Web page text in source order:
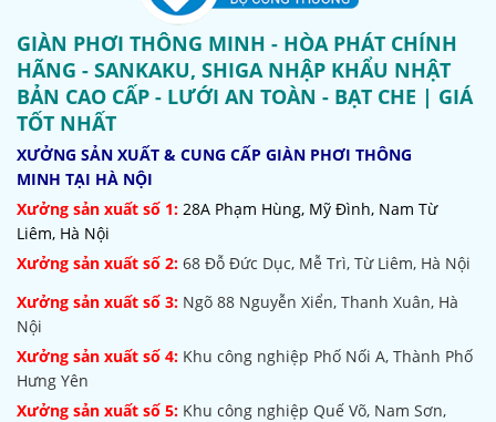
GIÀN PHƠI THÔNG MINH - HÒA PHÁT CHÍNH
HÃNG - SANKAKU, SHIGA NHẬP KHẨU NHẬT
BẢN CAO CẤP - LƯỚI AN TOÀN - BẠT CHE | GIÁ
TỐT NHẤT
XƯỞNG SẢN XUẤT & CUNG CẤP GIÀN PHƠI THÔNG
MINH TẠI HÀ NỘI
Xưởng sản xuất số 1: 28A Phạm Hùng, Mỹ Đình, Nam Từ
Liêm, Hà Nội
Xưởng sản xuất số 2: 68 Đỗ Đức Dục, Mễ Trì, Từ Liêm, Hà Nội
Xưởng sản xuất số 3: Ngõ 88 Nguyễn Xiển, Thanh Xuân, Hà
Nội
Xưởng sản xuất số 4: Khu công nghiệp Phố Nối A, Thành Phố
Hưng Yên
Xưởng sản xuất số 5: Khu công nghiệp Quế Võ, Nam Sơn,